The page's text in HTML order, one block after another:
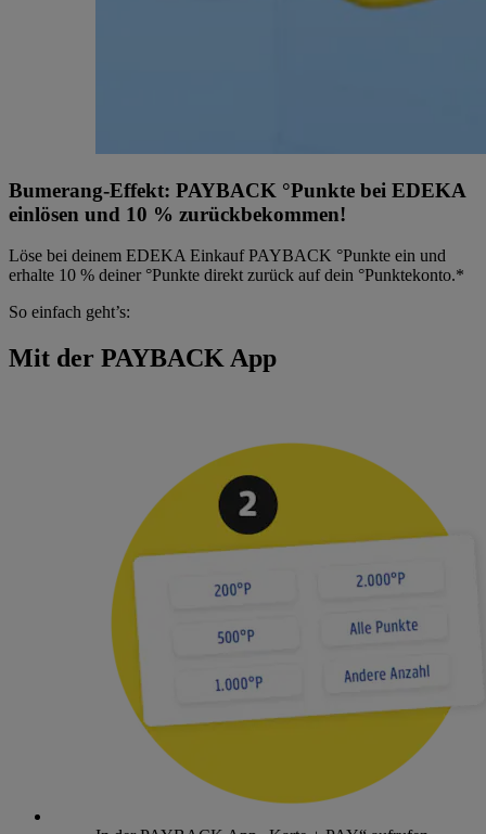
Bumerang-Effekt: PAYBACK °Punkte bei EDEKA
einlösen und 10 % zurückbekommen!
Löse bei deinem EDEKA Einkauf PAYBACK °Punkte ein und
erhalte 10 % deiner °Punkte direkt zurück auf dein °Punktekonto.*
So einfach geht’s:
Mit der PAYBACK App